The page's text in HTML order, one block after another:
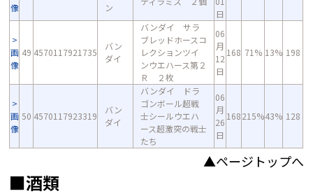
像
ン
日
画
像
49 4570117921735
バン
ダイ
バンダイ サラ
ブレッドホースコ
レクションツイ
ンウエハース第２
Ｒ ２枚
06
月
12
日
168 71% 13% 198
画
像
50 4570117923319
バン
ダイ
バンダイ ドラ
ゴンボール超戦
士シールウエハ
ース超激突の戦士
たち
06
月
26
日
168215%43% 128
▲ページトップへ
■酒類